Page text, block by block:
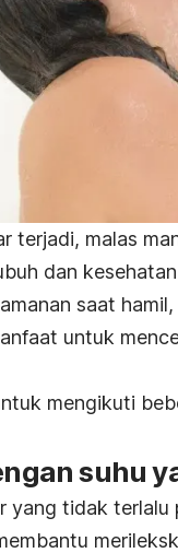
terjadi, malas
dan
saat
untuk
mengikuti
suhu
yang tidak terlalu